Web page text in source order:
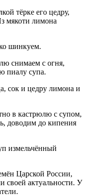
тёрке его цедру,
мякоти лимона
шинкуем.
снимаем с огня,
пиалу супа.
сок и цедру лимона и
в кастрюлю с супом,
доводим до кипения
измельчённый
Царской России,
своей актуальности. У